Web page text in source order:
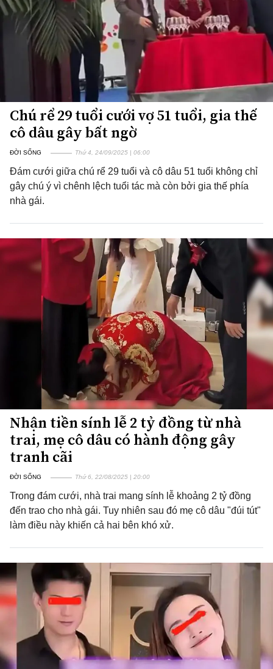
Chú rể 29 tuổi cưới vợ 51 tuổi, gia thế
cô dâu gây bất ngờ
ĐỜI SỐNG Thứ 4, 24/09/2025 | 06:00
Đám cưới giữa chú rể 29 tuổi và cô dâu 51 tuổi không chỉ
gây chú ý vì chênh lệch tuổi tác mà còn bởi gia thế phía
nhà gái.
Nhận tiền sính lễ 2 tỷ đồng từ nhà
trai, mẹ cô dâu có hành động gây
tranh cãi
ĐỜI SỐNG Thứ 6, 22/08/2025 | 20:00
Trong đám cưới, nhà trai mang sính lễ khoảng 2 tỷ đồng
đến trao cho nhà gái. Tuy nhiên sau đó mẹ cô dâu "đúi tút"
làm điều này khiến cả hai bên khó xử.